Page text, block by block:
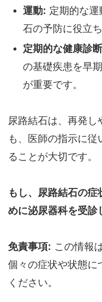
運動: 定期的な
石の予防に役立ち
定期的な健康診
の基礎疾患を早
が重要です。
尿路結石は、再発し
も、医師の指示に
ることが大切です。
もし、尿路結石の
めに泌尿器科を受診
免責事項: この情報
個々の症状や状態に
ください。